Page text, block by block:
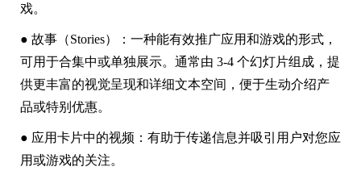
戏。
● 故事（Stories）：一种能有效推广应用和游戏的形式，
可用于合集中或单独展示。通常由 3-4 个幻灯片组成，提
供更丰富的视觉呈现和详细文本空间，便于生动介绍产
品或特别优惠。
● 应用卡片中的视频：有助于传递信息并吸引用户对您应
用或游戏的关注。